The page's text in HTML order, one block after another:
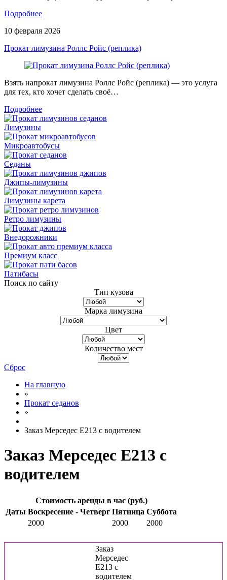
Подробнее
10 февраля 2026
Прокат лимузина Роллс Ройс (реплика)
Взять напрокат лимузина Роллс Ройс (реплика) — это услуга
для тех, кто хочет сделать своё…
Подробнее
Лимузины
Микроавтобусы
Седаны
Джипы-лимузины
Лимузины карета
Ретро лимузины
Внедорожники
Премиум класс
Патибасы
Поиск по сайту
Тип кузова
Марка лимузина
Цвет
Количество мест
Сброс
На главную
»
Прокат седанов
»
Заказ Мерседес Е213 с водителем
Заказ Мерседес Е213 с
водителем
Стоимость аренды в час (руб.)
Даты Воскресение - Четверг Пятница Суббота
2000
2000 2000
Заказ
Мерседес
Е213 с
водителем